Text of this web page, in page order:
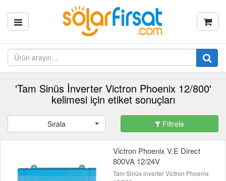
'Tam Sinüs İnverter Victron Phoenix 12/800'
kelimesi için etiket sonuçları
Sırala Filtrele
Victron Phoenix V.E Direct
800VA 12/24V
Tam Sinüs inverter Victron Phoenix